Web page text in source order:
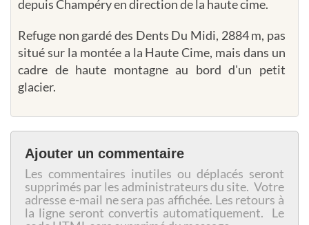
depuis Champéry en direction de la haute cime.
Refuge non gardé des Dents Du Midi, 2884 m, pas
situé sur la montée a la Haute Cime, mais dans un
cadre de haute montagne au bord d'un petit
glacier.
Ajouter un commentaire
Les commentaires inutiles ou déplacés seront
supprimés par les administrateurs du site. Votre
adresse e-mail ne sera pas affichée. Les retours à
la ligne seront convertis automatiquement. Le